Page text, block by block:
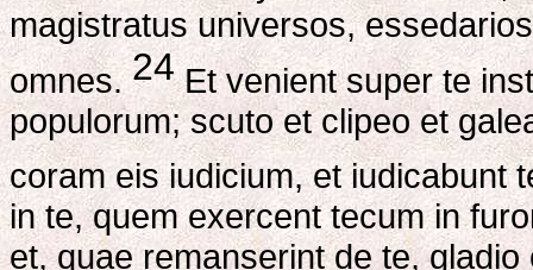
magistratus universos,
omnes.24Et venient super te
populorum; scuto et clipeo et
coram eis iudicium, et iudicabunt
in te, quem exercent tecum in
et, quae remanserint de te,